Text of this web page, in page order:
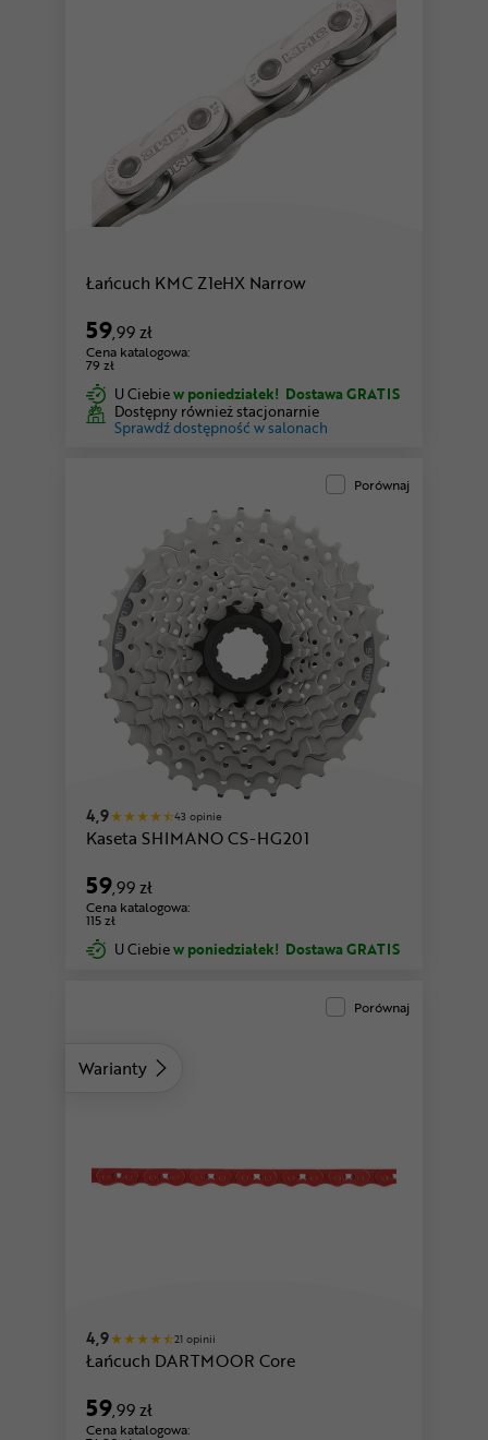
Łańcuch KMC Z1eHX Narrow
59,99 zł
Cena katalogowa:
79 zł
U Ciebiew poniedziałek! Dostawa GRATIS
Dostępny również stacjonarnie
Sprawdź dostępność w salonach
Porównaj
4,9 43 opinie
Kaseta SHIMANO CS-HG201
59,99 zł
Cena katalogowa:
115 zł
U Ciebiew poniedziałek! Dostawa GRATIS
Warianty
Porównaj
4,9 21 opinii
Łańcuch DARTMOOR Core
59,99 zł
Cena katalogowa: